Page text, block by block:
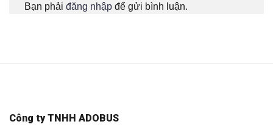
Bạn phải đăng nhập để gửi bình luận.
Công ty TNHH ADOBUS